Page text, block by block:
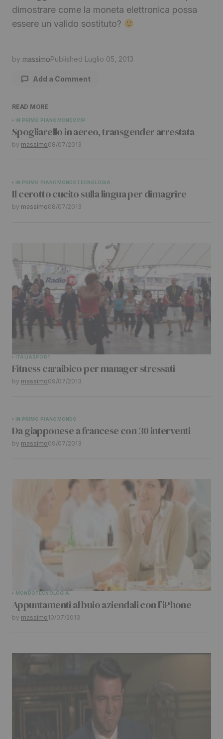
dimostrare come la moneta elettronica possa
essere un valido sostituto?
by massimoPublished Luglio 05, 2013
Add a Comment
Il tuo indirizzo email non sarà pubblicato.
campi obbligatori sono contrassegnati*
Submit Comment
READ MORE
IN PRIMO PIANO MONDOVIP
Spogliarello in aereo, transgender arrestata
by massimo08/07/2013
IN PRIMO PIANO MONDOTECNOLOGIA
Il cerotto cucito sulla lingua per dimagrire
by massimo08/07/2013
ITALIASPORT
Fitness caraibico per manager stressati
by massimo09/07/2013
IN PRIMO PIANO MONDO
Da giapponese a francese con 30 interventi
by massimo09/07/2013
MONDOTECNOLOGIA
Appuntamenti al buio aziendali con l’iPhone
by massimo10/07/2013